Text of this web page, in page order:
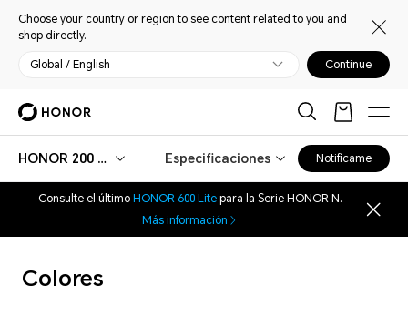
Choose your country or region to see content related to you and
shop directly.
Global / English Continue
HONOR 200 Lite Especificaciones Notifícame
Consulte el último HONOR 600 Lite para la Serie HONOR N.
Más información